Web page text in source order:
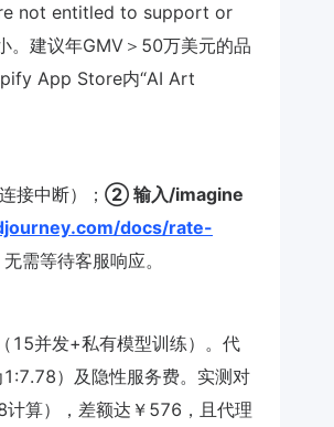
not entitled to support or
。建议年GMV＞50万美元的品
App Store内“AI Art
接中断）； ② 输入/imagine
docs/rate-
需等待客服响应。
15并发+私有模型训练）。代
）及隐性服务费。实测对
算），差额达￥576，且代理